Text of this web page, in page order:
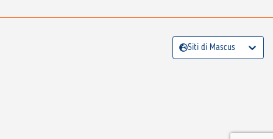
Siti di Mascus